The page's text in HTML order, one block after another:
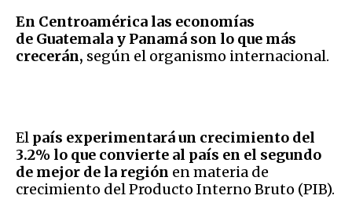
En Centroamérica las economías
de Guatemala y Panamá son lo que más
crecerán, según el organismo internacional.
El país experimentará un crecimiento del
3.2% lo que convierte al país en el segundo
de mejor de la región en materia de
crecimiento del Producto Interno Bruto (PIB).